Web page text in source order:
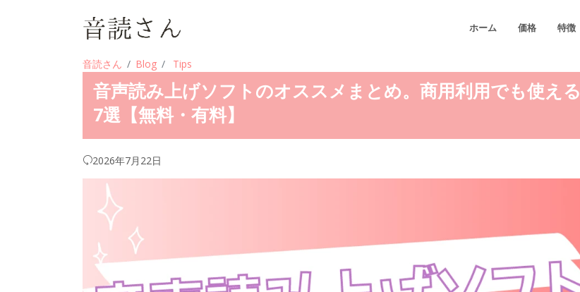
ホーム 価格 特徴
音読さん Blog Tips
音声読み上げソフトのオススメまとめ。商用利用でも使える
7選【無料・有料】
2026年7月22日